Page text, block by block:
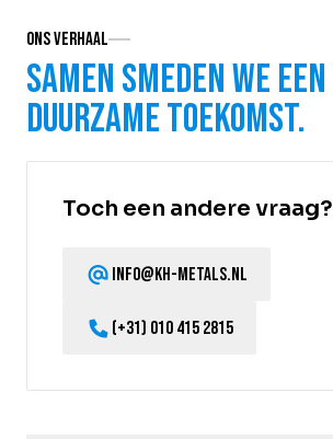
Ons verhaal
Samen smeden we een
duurzame toekomst.
Toch een andere vraag?
info@kh-metals.nl
(+31) 010 415 2815